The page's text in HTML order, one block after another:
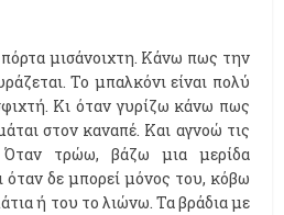
μισάνοιχτη. Κάνω πως την
Το μπαλκόνι είναι πολύ
Κι όταν γυρίζω κάνω πως
στον καναπέ. Και αγνοώ τις
Όταν τρώω, βάζω μια μερίδα
όταν δε μπορεί μόνος του, κόβω
ή του το λιώνω. Τα βράδια με